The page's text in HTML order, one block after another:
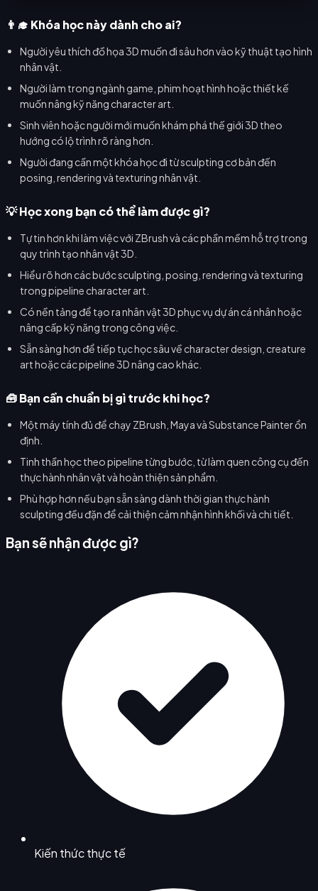
👨‍🎓 Khóa học này dành cho ai?
Người yêu thích đồ họa 3D muốn đi sâu hơn vào kỹ thuật tạo hình
nhân vật.
Người làm trong ngành game, phim hoạt hình hoặc thiết kế
muốn nâng kỹ năng character art.
Sinh viên hoặc người mới muốn khám phá thế giới 3D theo
hướng có lộ trình rõ ràng hơn.
Người đang cần một khóa học đi từ sculpting cơ bản đến
posing, rendering và texturing nhân vật.
💡 Học xong bạn có thể làm được gì?
Tự tin hơn khi làm việc với ZBrush và các phần mềm hỗ trợ trong
quy trình tạo nhân vật 3D.
Hiểu rõ hơn các bước sculpting, posing, rendering và texturing
trong pipeline character art.
Có nền tảng để tạo ra nhân vật 3D phục vụ dự án cá nhân hoặc
nâng cấp kỹ năng trong công việc.
Sẵn sàng hơn để tiếp tục học sâu về character design, creature
art hoặc các pipeline 3D nâng cao khác.
🧰 Bạn cần chuẩn bị gì trước khi học?
Một máy tính đủ để chạy ZBrush, Maya và Substance Painter ổn
định.
Tinh thần học theo pipeline từng bước, từ làm quen công cụ đến
thực hành nhân vật và hoàn thiện sản phẩm.
Phù hợp hơn nếu bạn sẵn sàng dành thời gian thực hành
sculpting đều đặn để cải thiện cảm nhận hình khối và chi tiết.
Bạn sẽ nhận được gì?
Kiến thức thực tế